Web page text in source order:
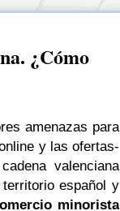
¿Cómo
amenazas para
y las ofertas-
valenciana
español y
minorista